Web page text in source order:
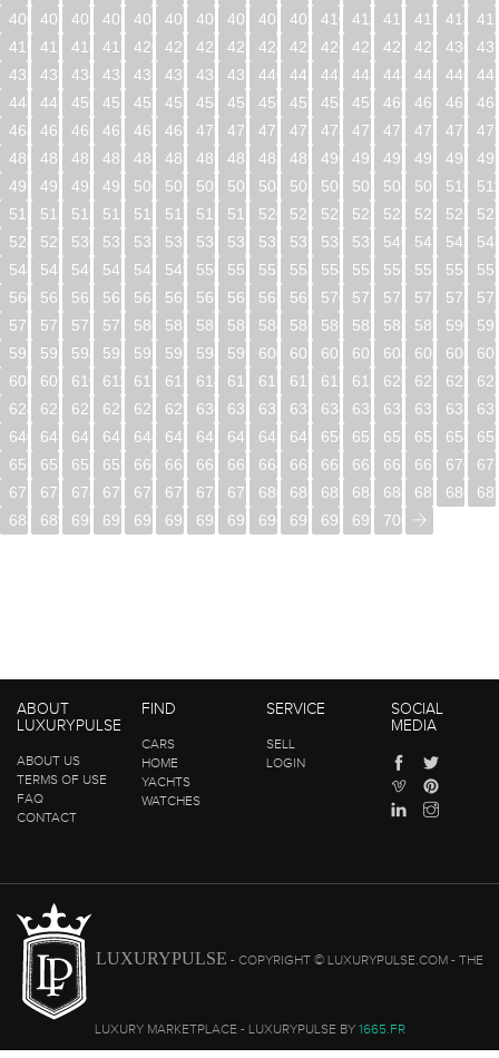
400
401 402 403 404 405 406 407 408 409 410 411 412 413 414
416
417 418 419 420 421 422 423 424 425 426 427 428 429 430
432
433 434 435 436 437 438 439 440 441 442 443 444 445 446
448
449 450 451 452 453 454 455 456 457 458 459 460 461 462
464
465 466 467 468 469 470 471 472 473 474 475 476 477 478
480
481 482 483 484 485 486 487 488 489 490 491 492 493 494
496
497 498 499 500 501 502 503 504 505 506 507 508 509 510
512
513 514 515 516 517 518 519 520 521 522 523 524 525 526
528
529 530 531 532 533 534 535 536 537 538 539 540 541 542
544
545 546 547 548 549 550 551 552 553 554 555 556 557 558
560
561 562 563 564 565 566 567 568 569 570 571 572 573 574
576
577 578 579 580 581 582 583 584 585 586 587 588 589 590
592
593 594 595 596 597 598 599 600 601 602 603 604 605 606
608
609 610 611 612 613 614 615 616 617 618 619 620 621 622
624
625 626 627 628 629 630 631 632 633 634 635 636 637 638
640
641 642 643 644 645 646 647 648 649 650 651 652 653 654
656
657 658 659 660 661 662 663 664 665 666 667 668 669 670
672
673 674 675 676 677 678 679 680 681 682 683 684 685 686
688
689 690 691 692 693 694 695 696 697 698 699 700
ABOUT
LUXURYPULSE
ABOUT US
TERMS OF USE
FAQ
CONTACT
FIND
CARS
HOME
YACHTS
WATCHES
SERVICE
SELL
LOGIN
SOCIAL
MEDIA
LUXURYPULSE - COPYRIGHT © LUXURYPULSE.COM - THE
LUXURY MARKETPLACE - LUXURYPULSE BY 1665.FR